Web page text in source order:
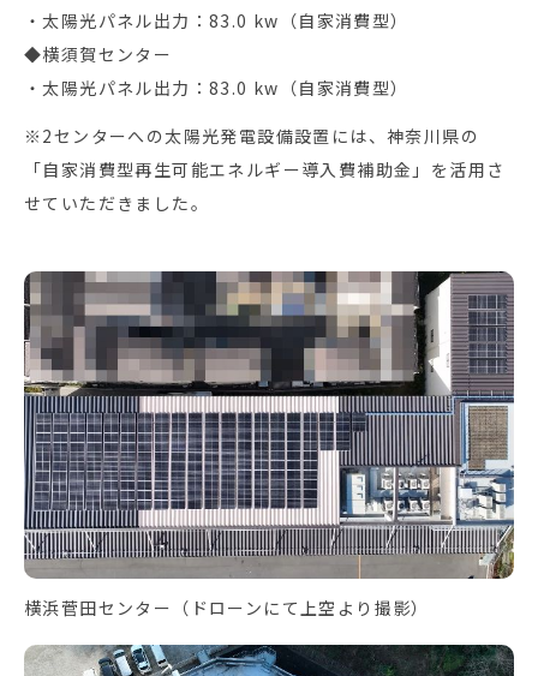
・太陽光パネル出力：83.0 kw（自家消費型）
◆横須賀センター
・太陽光パネル出力：83.0 kw（自家消費型）
※2センターへの太陽光発電設備設置には、神奈川県の
「自家消費型再生可能エネルギー導入費補助金」を活用さ
せていただきました。
横浜菅田センター（ドローンにて上空より撮影）